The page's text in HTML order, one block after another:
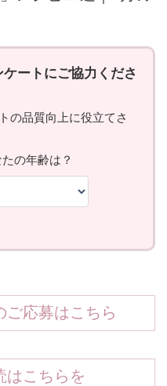
ご応募はこちら
はこちらを